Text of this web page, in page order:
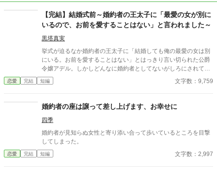
【完結】結婚式前～婚約者の王太子に「最愛の女が別に
いるので、お前を愛することはない」と言われました～
黒塔真実
挙式が迫るなか婚約者の王太子に「結婚しても俺の最愛の女は別
にいる。お前を愛することはない」とはっきり言い切られた公爵
令嬢アデル。しかしどんなに婚約者としてないがしろにされても
女性としての誇りを傷つけられても彼女は平気だった。なぜなら
大切な「心の拠り所」があるから……。しかし、王立学園の卒業
を受けるのだった―― ※神視点。■なろうにも別タイトルで重
恋愛 完結 短編 文字数：9,759
婚約者の座は譲って差し上げます、お幸せに
四季
婚約者が見知らぬ女性と寄り添い合って歩いているところを目撃
してしまった。
恋愛 完結 短編 文字数：2,997